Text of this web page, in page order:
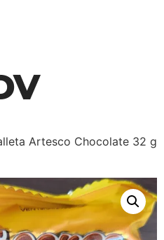
Artesco Chocolate 32 g